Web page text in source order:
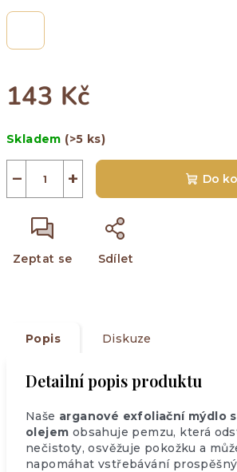
143 Kč
cena:
Skladem (>5 ks)
+
− Do
Zeptat se Sdílet
Popis Diskuze
Detailní popis produktu
Naše arganové exfoliační mýdlo
olejem obsahuje pemzu, která
nečistoty, osvěžuje pokožku a
napomáhat vstřebávání